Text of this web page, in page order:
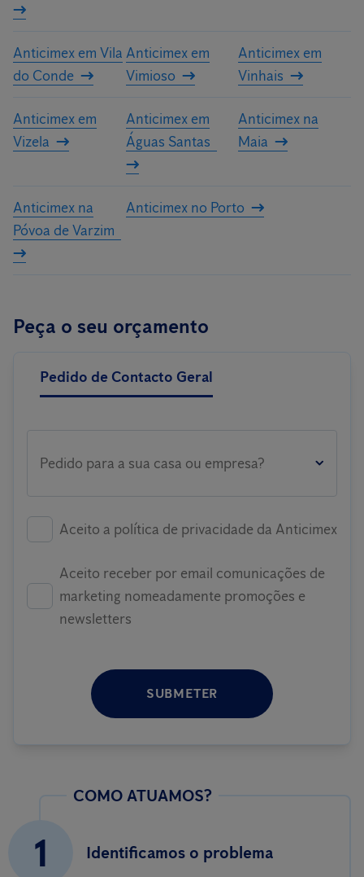
Anticimex em Vila
do Conde
Anticimex em
Vimioso
Anticimex em
Vinhais
Anticimex em
Vizela
Anticimex em
Águas Santas
Anticimex na
Maia
Anticimex na
Póvoa de Varzim
Anticimex no Porto
Peça o seu orçamento
Pedido de Contacto Geral
Pedido para a sua casa ou empresa?
Aceito a política de privacidade da Anticimex
Aceito receber por email comunicações de
marketing nomeadamente promoções e
newsletters
SUBMETER
COMO ATUAMOS?
1 Identificamos o problema